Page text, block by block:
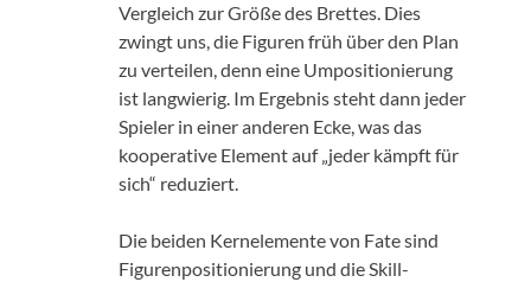
Vergleich zur Größe des Brettes. Dies
zwingt uns, die Figuren früh über den Plan
zu verteilen, denn eine Umpositionierung
ist langwierig. Im Ergebnis steht dann jeder
Spieler in einer anderen Ecke, was das
kooperative Element auf „jeder kämpft für
sich“ reduziert.
Die beiden Kernelemente von Fate sind
Figurenpositionierung und die Skill-